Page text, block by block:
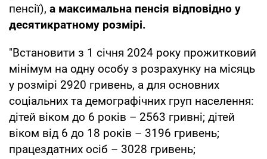
пенсії), а максимальна пенсія відповідно у
десятикратному розмірі.
"Встановити з 1 січня 2024 року прожитковий
мінімум на одну особу з розрахунку на місяць
у розмірі 2920 гривень, а для основних
соціальних та демографічних груп населення:
дітей віком до 6 років – 2563 гривні; дітей
віком від 6 до 18 років – 3196 гривень;
працездатних осіб – 3028 гривень;